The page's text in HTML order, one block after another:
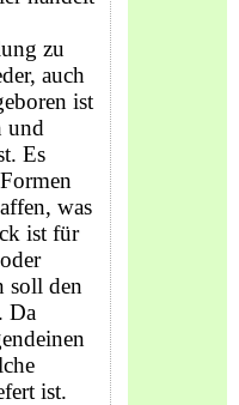
zu
auch
ist
und
Es
was
ist für
soll den
Da
ist.